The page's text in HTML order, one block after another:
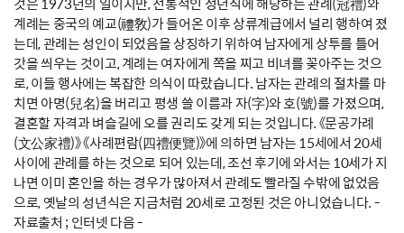
계례는 중국의 예교(禮敎)가 들어온 이후 상류계급에서 널리 행하여 졌
는데, 관례는 성인이 되었음을 상징하기 위하여 남자에게 상투를 틀어
갓을 씌우는 것이고, 계례는 여자에게 쪽을 찌고 비녀를 꽂아주는 것으
로, 이들 행사에는 복잡한 의식이 따랐습니다. 남자는 관례의 절차를 마
치면 아명(兒名)을 버리고 평생 쓸 이름과 자(字)와 호(號)를 가졌으며,
결혼할 자격과 벼슬길에 오를 권리도 갖게 되는 것입니다. 《문공가례
(文公家禮)》 《사례편람(四禮便覽)》에 의하면 남자는 15세에서 20세
사이에 관례를 하는 것으로 되어 있는데, 조선 후기에 와서는 10세가 지
나면 이미 혼인을 하는 경우가 많아져서 관례도 빨라질 수밖에 없었음
으로, 옛날의 성년식은 지금처럼 20세로 고정된 것은 아니었습니다. -
자료출처 ; 인터넷 다음 -